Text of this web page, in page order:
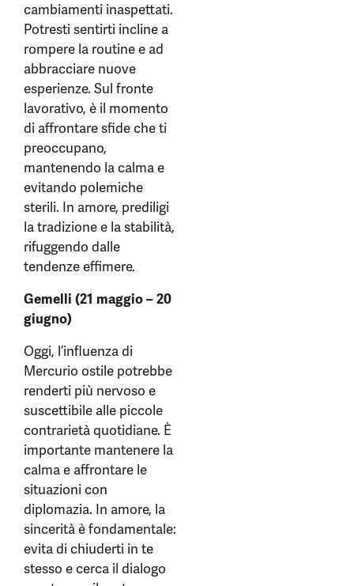
cambiamenti inaspettati.
Potresti sentirti incline a
rompere la routine e ad
abbracciare nuove
esperienze. Sul fronte
lavorativo, è il momento
di affrontare sfide che ti
preoccupano,
mantenendo la calma e
evitando polemiche
sterili. In amore, prediligi
la tradizione e la stabilità,
rifuggendo dalle
tendenze effimere.
Gemelli (21 maggio – 20
giugno)
Oggi, l’influenza di
Mercurio ostile potrebbe
renderti più nervoso e
suscettibile alle piccole
contrarietà quotidiane. È
importante mantenere la
calma e affrontare le
situazioni con
diplomazia. In amore, la
sincerità è fondamentale:
evita di chiuderti in te
stesso e cerca il dialogo